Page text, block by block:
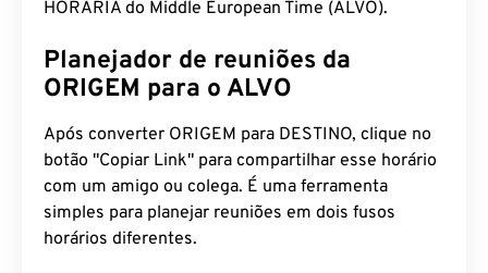
HORÁRIA do Middle European Time (ALVO).
Planejador de reuniões da
ORIGEM para o ALVO
Após converter ORIGEM para DESTINO, clique no
botão "Copiar Link" para compartilhar esse horário
com um amigo ou colega. É uma ferramenta
simples para planejar reuniões em dois fusos
horários diferentes.